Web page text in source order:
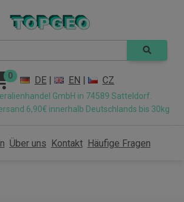
0 DE | EN | CZ
GmbH in 74589 Satteldorf.
6,90€ innerhalb Deutschlands bis 30kg
Über uns Kontakt Häufige Fragen